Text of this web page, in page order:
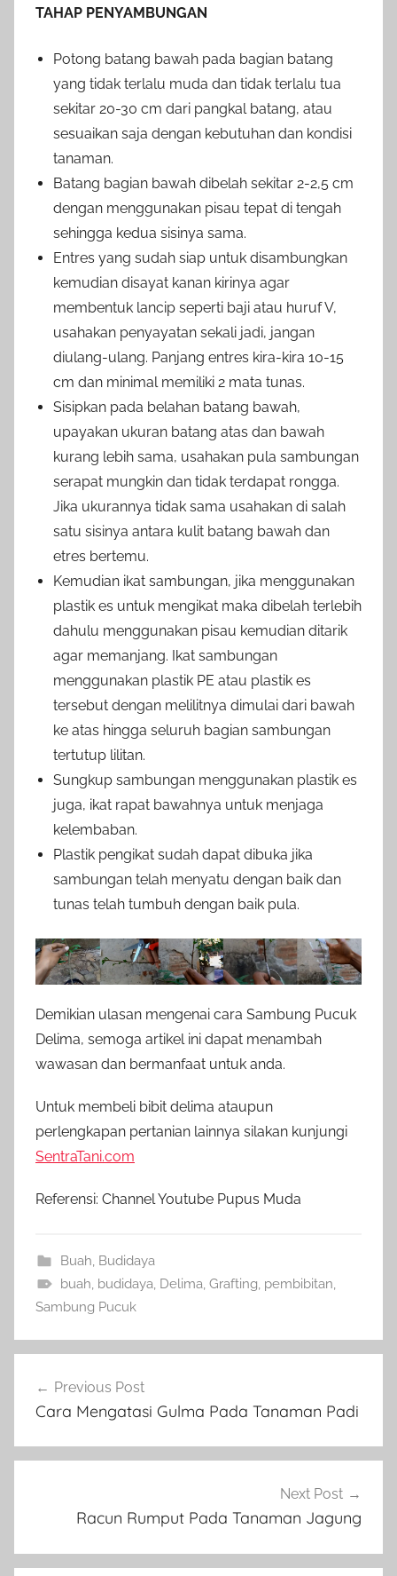
TAHAP PENYAMBUNGAN
Potong batang bawah pada bagian batang
yang tidak terlalu muda dan tidak terlalu tua
sekitar 20-30 cm dari pangkal batang, atau
sesuaikan saja dengan kebutuhan dan kondisi
tanaman.
Batang bagian bawah dibelah sekitar 2-2,5 cm
dengan menggunakan pisau tepat di tengah
sehingga kedua sisinya sama.
Entres yang sudah siap untuk disambungkan
kemudian disayat kanan kirinya agar
membentuk lancip seperti baji atau huruf V,
usahakan penyayatan sekali jadi, jangan
diulang-ulang. Panjang entres kira-kira 10-15
cm dan minimal memiliki 2 mata tunas.
Sisipkan pada belahan batang bawah,
upayakan ukuran batang atas dan bawah
kurang lebih sama, usahakan pula sambungan
serapat mungkin dan tidak terdapat rongga.
Jika ukurannya tidak sama usahakan di salah
satu sisinya antara kulit batang bawah dan
etres bertemu.
Kemudian ikat sambungan, jika menggunakan
plastik es untuk mengikat maka dibelah terlebih
dahulu menggunakan pisau kemudian ditarik
agar memanjang. Ikat sambungan
menggunakan plastik PE atau plastik es
tersebut dengan melilitnya dimulai dari bawah
ke atas hingga seluruh bagian sambungan
tertutup lilitan.
Sungkup sambungan menggunakan plastik es
juga, ikat rapat bawahnya untuk menjaga
kelembaban.
Plastik pengikat sudah dapat dibuka jika
sambungan telah menyatu dengan baik dan
tunas telah tumbuh dengan baik pula.
Demikian ulasan mengenai cara Sambung Pucuk
Delima, semoga artikel ini dapat menambah
wawasan dan bermanfaat untuk anda.
Untuk membeli bibit delima ataupun
perlengkapan pertanian lainnya silakan kunjungi
SentraTani.com
Referensi: Channel Youtube Pupus Muda
Buah, Budidaya
buah, budidaya, Delima, Grafting, pembibitan,
Sambung Pucuk
pos
Previous Post
Cara Mengatasi Gulma Pada Tanaman Padi
Next Post
Racun Rumput Pada Tanaman Jagung